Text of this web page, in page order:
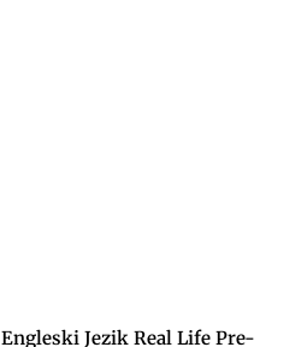
Engleski Jezik Real Life Pre-